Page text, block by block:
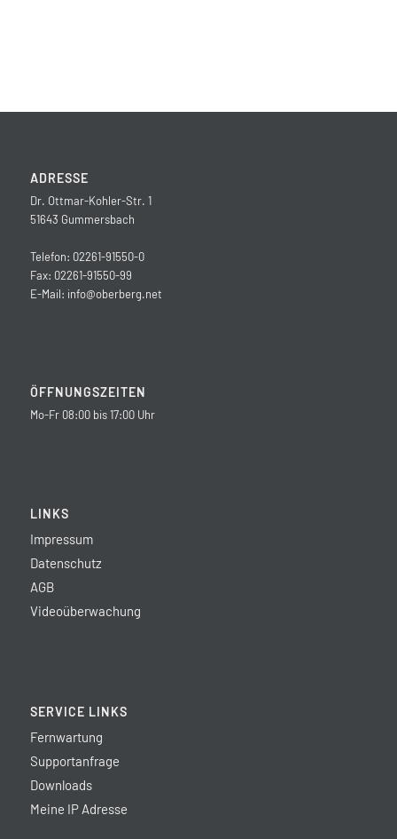
ADRESSE
Dr. Ottmar-Kohler-Str. 1
51643 Gummersbach
Telefon: 02261-91550-0
Fax: 02261-91550-99
E-Mail: info@oberberg.net
ÖFFNUNGSZEITEN
Mo-Fr 08:00 bis 17:00 Uhr
LINKS
Impressum
Datenschutz
AGB
Videoüberwachung
SERVICE LINKS
Fernwartung
Supportanfrage
Downloads
Meine IP Adresse